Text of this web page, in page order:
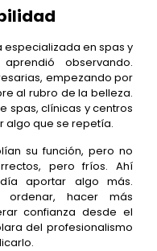
especializada en spas y
observando.
empezando por
al rubro de la belleza.
spas, clínicas y centros
algo que se repetía.
su función, pero no
pero fríos. Ahí
aportar algo más.
ordenar, hacer más
confianza desde el
del profesionalismo